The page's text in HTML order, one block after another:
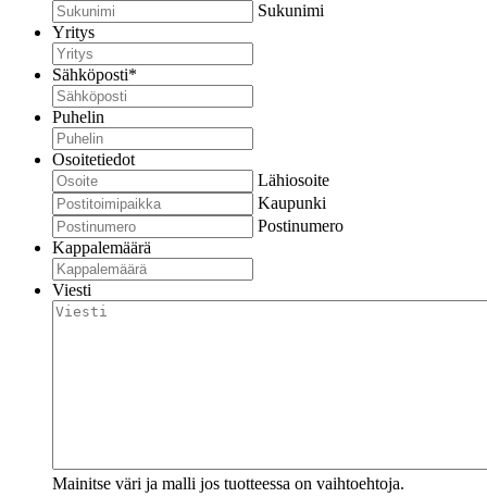
Sukunimi
Yritys
Sähköposti*
Puhelin
Osoitetiedot
Lähiosoite
Kaupunki
Postinumero
Kappalemäärä
Viesti
Mainitse väri ja malli jos tuotteessa on vaihtoehtoja.